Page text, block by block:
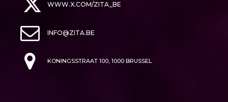
WWW.X.COM/ZITA_BE
INFO@ZITA.BE
KONINGSSTRAAT 100, 1000 BRUSSEL